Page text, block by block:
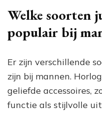
Welke soorten
populair bij
Er zijn verschillende
zijn bij mannen.
geliefde accessoires,
functie als stijlvolle